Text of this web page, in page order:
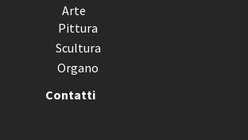
Arte
Pittura
Scultura
Organo
Contatti